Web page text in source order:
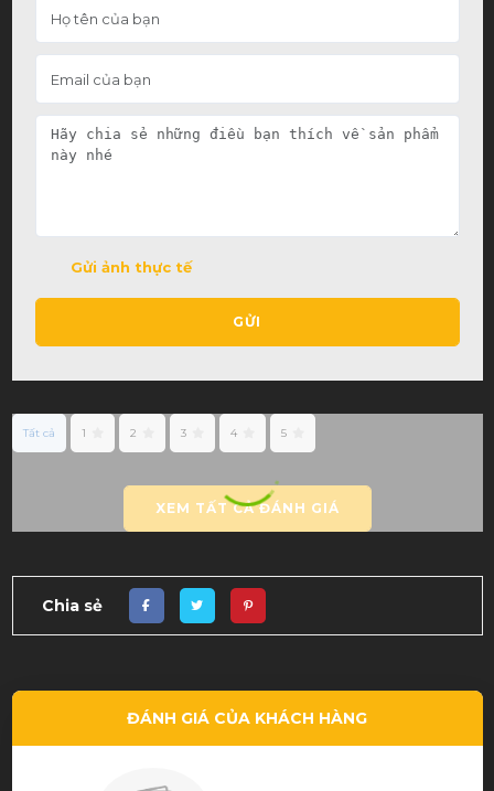
Gửi ảnh thực tế
GỬI
Tất cả 1 2 3 4 5
XEM TẤT CẢ ĐÁNH GIÁ
Chia sẻ
ĐÁNH GIÁ CỦA KHÁCH HÀNG